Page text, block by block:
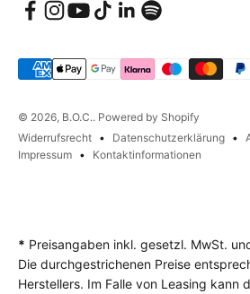
© 2026, B.O.C.. Powered by Shopify
Widerrufsrecht
Datenschutzerklärung
Impressum
Kontaktinformationen
* Preisangaben inkl. gesetzl. MwSt.
Die durchgestrichenen Preise
Herstellers. Im Falle von Leasing kann